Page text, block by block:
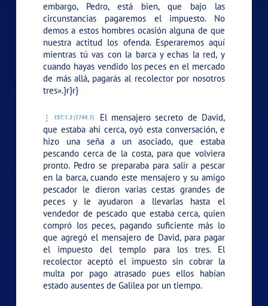
embargo, Pedro, está bien, que bajo las
circunstancias pagaremos el impuesto. No
demos a estos hombres ocasión alguna de que
nuestra actitud los ofenda. Esperaremos aquí
mientras tú vas con la barca y echas la red, y
cuando hayas vendido los peces en el mercado
de más allá, pagarás al recolector por nosotros
tres».}r}r}
157:1.3 (1744.1)
El mensajero secreto de David,
que estaba ahí cerca, oyó esta conversación, e
hizo una seña a un asociado, que estaba
pescando cerca de la costa, para que volviera
pronto. Pedro se preparaba para salir a pescar
en la barca, cuando este mensajero y su amigo
pescador le dieron varias cestas grandes de
peces y le ayudaron a llevarlas hasta el
vendedor de pescado que estaba cerca, quien
compró los peces, pagando suficiente más lo
que agregó el mensajero de David, para pagar
el impuesto del templo para los tres. El
recolector aceptó el impuesto sin cobrar la
multa por pago atrasado pues ellos habían
estado ausentes de Galilea por un tiempo.